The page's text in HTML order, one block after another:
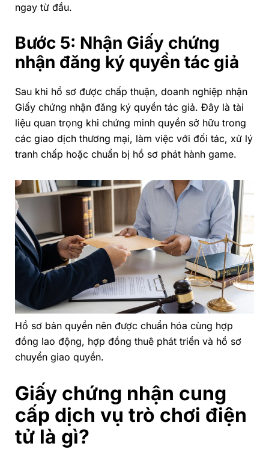
ngay từ đầu.
Bước 5: Nhận Giấy chứng
nhận đăng ký quyền tác giả
Sau khi hồ sơ được chấp thuận, doanh nghiệp nhận
Giấy chứng nhận đăng ký quyền tác giả. Đây là tài
liệu quan trọng khi chứng minh quyền sở hữu trong
các giao dịch thương mại, làm việc với đối tác, xử lý
tranh chấp hoặc chuẩn bị hồ sơ phát hành game.
Hồ sơ bản quyền nên được chuẩn hóa cùng hợp
đồng lao động, hợp đồng thuê phát triển và hồ sơ
chuyển giao quyền.
Giấy chứng nhận cung
cấp dịch vụ trò chơi điện
tử là gì?